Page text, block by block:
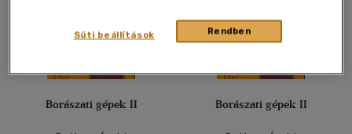
Borászati gépek II Borászati gépek II
Rendben
Süti beállítások